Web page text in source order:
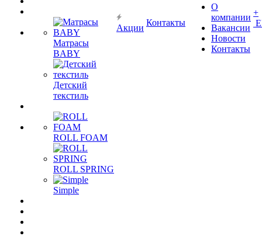
Матрасы
BABY
Детский
текстиль
ROLL FOAM
ROLL SPRING
Simple
Акции
Контакты
О
компании
Вакансии
Новости
Контакты
+